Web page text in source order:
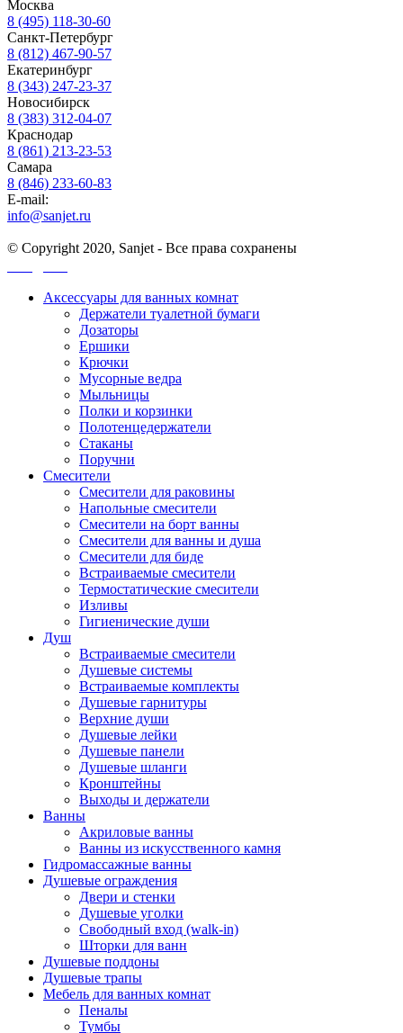
Москва
8 (495) 118-30-60
Санкт-Петербург
8 (812) 467-90-57
Екатеринбург
8 (343) 247-23-37
Новосибирск
8 (383) 312-04-07
Краснодар
8 (861) 213-23-53
Самара
8 (846) 233-60-83
E-mail:
info@sanjet.ru
© Copyright 2020, Sanjet - Все права сохранены
Аксессуары для ванных комнат
Держатели туалетной бумаги
Дозаторы
Ершики
Крючки
Мусорные ведра
Мыльницы
Полки и корзинки
Полотенцедержатели
Стаканы
Поручни
Смесители
Смесители для раковины
Напольные смесители
Смесители на борт ванны
Смесители для ванны и душа
Смесители для биде
Встраиваемые смесители
Термостатические смесители
Изливы
Гигиенические души
Душ
Встраиваемые смесители
Душевые системы
Встраиваемые комплекты
Душевые гарнитуры
Верхние души
Душевые лейки
Душевые панели
Душевые шланги
Кронштейны
Выходы и держатели
Ванны
Акриловые ванны
Ванны из искусственного камня
Гидромассажные ванны
Душевые ограждения
Двери и стенки
Душевые уголки
Свободный вход (walk-in)
Шторки для ванн
Душевые поддоны
Душевые трапы
Мебель для ванных комнат
Пеналы
Тумбы